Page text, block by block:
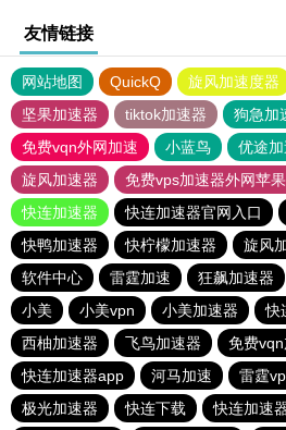
友情链接
网站地图 QuickQ 旋风加速度器
坚果加速器
tiktok加速器
狗急加
免费vqn外网加速
小蓝鸟 优途
旋风加速器
免费vps加速器外网苹
快连加速器
快连加速器官网入口
快鸭加速器
快柠檬加速器 旋风
软件中心
雷霆加速 狂飙加速器
小美
小美vpn 小美加速器
快
西柚加速器
飞鸟加速器 免费
快连加速器app
河马加速
雷霆
极光加速器
快连下载 快连加速